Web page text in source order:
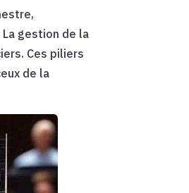
gestion de la
Ces piliers
de la